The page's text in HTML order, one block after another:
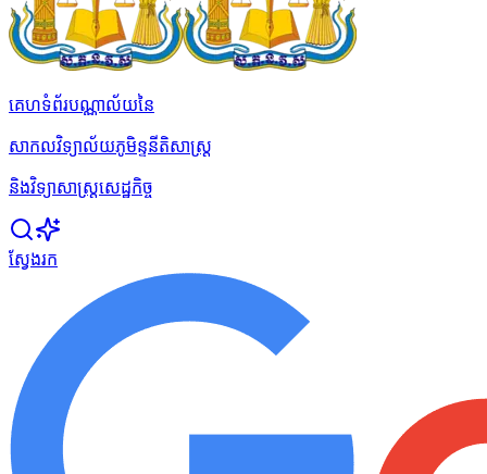
គេហទំព័របណ្ណាល័យនៃ
សាកលវិទ្យាល័យភូមិន្ទនីតិសាស្ត្រ
និងវិទ្យាសាស្ត្រសេដ្ឋកិច្ច
ស្វែងរក